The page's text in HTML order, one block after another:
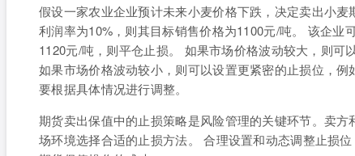
假设一家农业企业预计未来小麦价格下跌，决定卖出小
利润率为10%，则其目标销售价格为1100元/吨。 该企业
1120元/吨，则平仓止损。 如果市场价格波动较大，则可
如果市场价格波动较小，则可以设置更紧密的止损位，
要根据具体情况进行调整。
期货卖出保值中的止损策略是风险管理的关键环节。卖
场环境选择合适的止损方法。 合理设置和动态调整止损